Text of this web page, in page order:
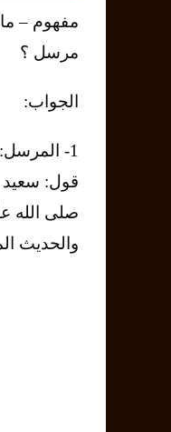
مفهوم –
مرسل ؟
الجواب:
1-
قول: سعيد
صلى الله
والحديث